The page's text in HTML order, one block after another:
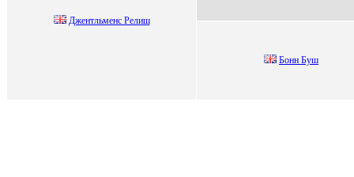
Джeнтльмeнc Рeлиш
Бонн Буш